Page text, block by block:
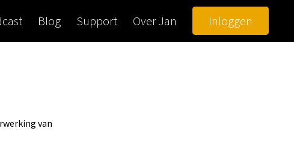
Blog Support Over Jan Inloggen
van